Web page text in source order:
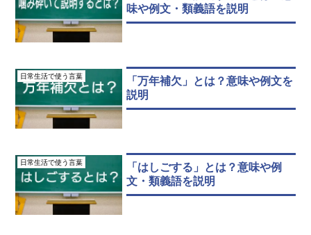
味や例文・類義語を説明
日常生活で使う言葉
「万年補欠」とは？意味や例文を
説明
日常生活で使う言葉
「はしごする」とは？意味や例
文・類義語を説明